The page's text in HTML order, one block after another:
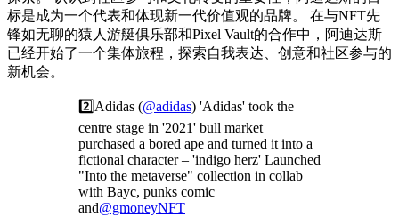
标是成为一个代表和体现新一代价值观的品牌。 在与NFT先
锋如无聊的猿人游艇俱乐部和Pixel Vault的合作中，阿迪达斯
已经开始了一个集体旅程，探索自我表达、创意和社区参与的
新机会。
2️⃣Adidas (@adidas) 'Adidas' took the
centre stage in '2021' bull market
purchased a bored ape and turned it into a
fictional character – 'indigo herz' Launched
"Into the metaverse" collection in collab
with Bayc, punks comic
and@gmoneyNFT